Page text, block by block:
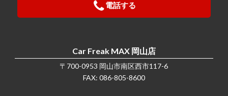
電話する
Car Freak MAX 岡山店
〒700-0953 岡山市南区西市117-6
FAX: 086-805-8600